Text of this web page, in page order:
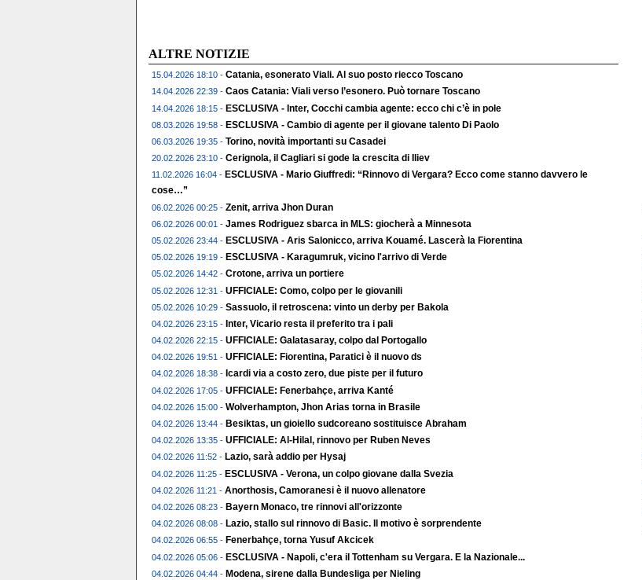
ALTRE NOTIZIE
15.04.2026 18:10 - Catania, esonerato Viali. Al suo posto riecco Toscano
14.04.2026 22:39 - Caos Catania: Viali verso l’esonero. Può tornare Toscano
14.04.2026 18:15 - ESCLUSIVA - Inter, Cocchi cambia agente: ecco chi c’è in pole
08.03.2026 19:58 - ESCLUSIVA - Cambio di agente per il giovane talento Di Paolo
06.03.2026 19:35 - Torino, novità importanti su Casadei
20.02.2026 23:10 - Cerignola, il Cagliari si gode la crescita di Iliev
11.02.2026 16:04 - ESCLUSIVA - Mario Giuffredi: “Rinnovo di Vergara? Ecco come stanno davvero le
cose…”
06.02.2026 00:25 - Zenit, arriva Jhon Duran
06.02.2026 00:01 - James Rodriguez sbarca in MLS: giocherà a Minnesota
05.02.2026 23:44 - ESCLUSIVA - Aris Salonicco, arriva Kouamé. Lascerà la Fiorentina
05.02.2026 19:19 - ESCLUSIVA - Karagumruk, vicino l'arrivo di Verde
05.02.2026 14:42 - Crotone, arriva un portiere
05.02.2026 12:31 - UFFICIALE: Como, colpo per le giovanili
05.02.2026 10:29 - Sassuolo, il retroscena: vinto un derby per Bakola
04.02.2026 23:15 - Inter, Vicario resta il preferito tra i pali
04.02.2026 22:15 - UFFICIALE: Galatasaray, colpo dal Portogallo
04.02.2026 19:51 - UFFICIALE: Fiorentina, Paratici è il nuovo ds
04.02.2026 18:38 - Icardi via a costo zero, due piste per il futuro
04.02.2026 17:05 - UFFICIALE: Fenerbahçe, arriva Kanté
04.02.2026 15:00 - Wolverhampton, Jhon Arias torna in Brasile
04.02.2026 13:44 - Besiktas, un gioiello sudcoreano sostituisce Abraham
04.02.2026 13:35 - UFFICIALE: Al-Hilal, rinnovo per Ruben Neves
04.02.2026 11:52 - Lazio, sarà addio per Hysaj
04.02.2026 11:25 - ESCLUSIVA - Verona, un colpo giovane dalla Svezia
04.02.2026 11:21 - Anorthosis, Camoranesi è il nuovo allenatore
04.02.2026 08:23 - Bayern Monaco, tre rinnovi all'orizzonte
04.02.2026 08:08 - Lazio, stallo sul rinnovo di Basic. Il motivo è sorprendente
04.02.2026 06:55 - Fenerbahçe, torna Yusuf Akcicek
04.02.2026 05:06 - ESCLUSIVA - Napoli, c'era il Tottenham su Vergara. E la Nazionale...
04.02.2026 04:44 - Modena, sirene dalla Bundesliga per Nieling